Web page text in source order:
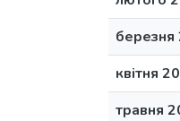
березня
квітня
травня